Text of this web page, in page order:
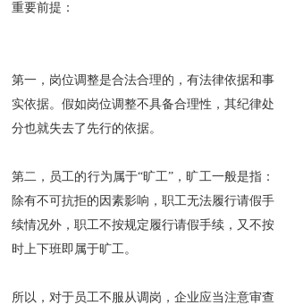
重要前提：
第一，岗位调整是合法合理的，有法律依据和事
实依据。假如岗位调整不具备合理性，其纪律处
分也就失去了先行的依据。
第二，员工的行为属于“旷工”，旷工一般是指：
除有不可抗拒的因素影响，职工无法履行请假手
续情况外，职工不按规定履行请假手续，又不按
时上下班即属于旷工。
所以，对于员工不服从调岗，企业应当注意审查